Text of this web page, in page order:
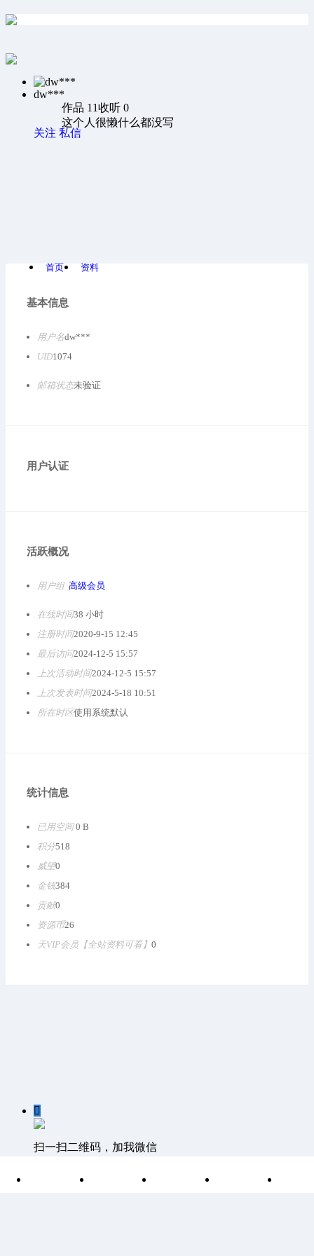
dw***
作品 11收听 0
这个人很懒什么都没写
关注 私信
首页 资料
基本信息
用户名dw***
UID1074
邮箱状态未验证
用户认证
活跃概况
用户组 高级会员
在线时间38 小时
注册时间2020-9-15 12:45
最后访问2024-12-5 15:57
上次活动时间2024-12-5 15:57
上次发表时间2024-5-18 10:51
所在时区使用系统默认
统计信息
已用空间0 B
积分518
威望0
金钱384
贡献0
资源币26
天VIP会员【全站资料可看】 0

扫一扫二维码，加我微信